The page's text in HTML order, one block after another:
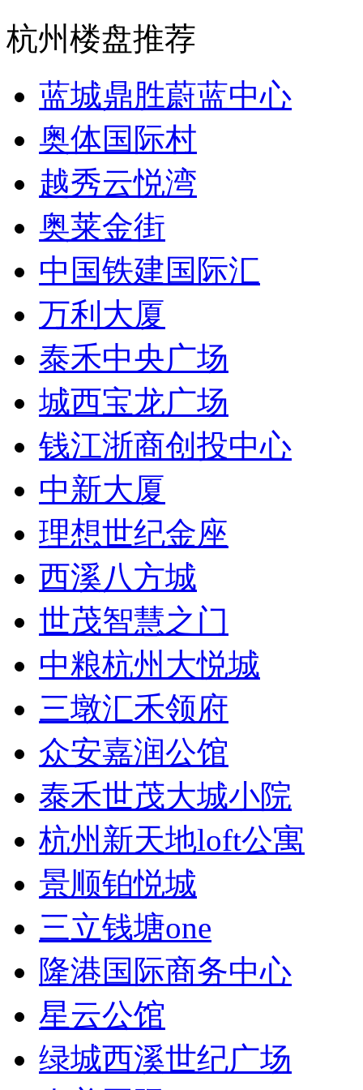
杭州楼盘推荐
蓝城鼎胜蔚蓝中心
奥体国际村
越秀云悦湾
奥莱金街
中国铁建国际汇
万利大厦
泰禾中央广场
城西宝龙广场
钱江浙商创投中心
中新大厦
理想世纪金座
西溪八方城
世茂智慧之门
中粮杭州大悦城
三墩汇禾领府
众安嘉润公馆
泰禾世茂大城小院
杭州新天地loft公寓
景顺铂悦城
三立钱塘one
隆港国际商务中心
星云公馆
绿城西溪世纪广场